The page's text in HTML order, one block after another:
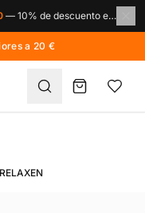
— 10% de descuento en toda la marca Solgar.
a 20 €
RELAXEN